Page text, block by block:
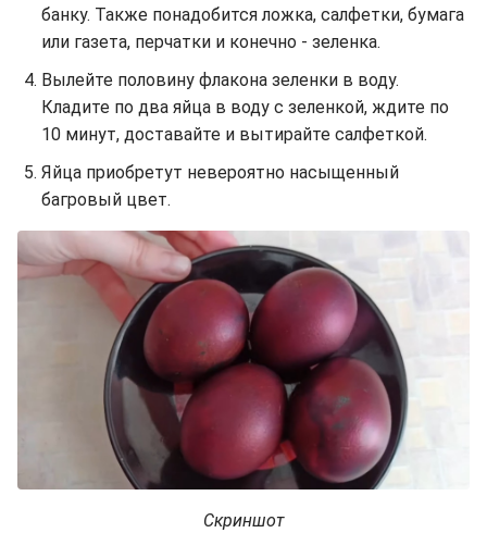
банку. Также понадобится ложка, салфетки, бумага
или газета, перчатки и конечно - зеленка.
Вылейте половину флакона зеленки в воду.
Кладите по два яйца в воду с зеленкой, ждите по
10 минут, доставайте и вытирайте салфеткой.
Яйца приобретут невероятно насыщенный
багровый цвет.
Скриншот